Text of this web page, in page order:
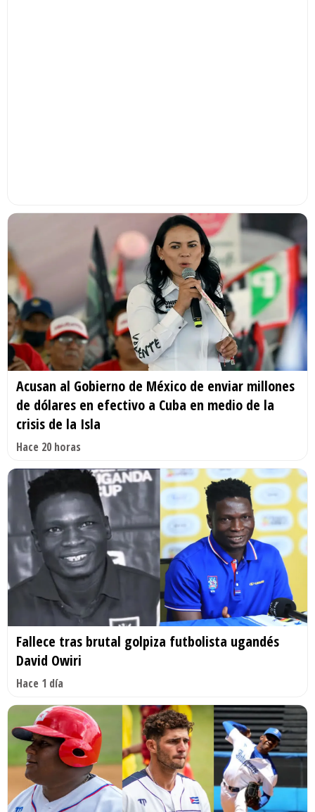
Acusan al Gobierno de México de enviar millones
de dólares en efectivo a Cuba en medio de la
crisis de la Isla
Hace 20 horas
Fallece tras brutal golpiza futbolista ugandés
David Owiri
Hace 1 día